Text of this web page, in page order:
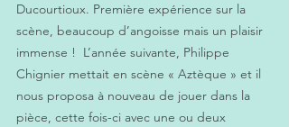
Ducourtioux. Première expérience sur la
scène, beaucoup d’angoisse mais un plaisir
immense !  L’année suivante, Philippe
Chignier mettait en scène « Aztèque » et il
nous proposa à nouveau de jouer dans la
pièce, cette fois-ci avec une ou deux